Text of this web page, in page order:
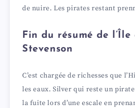
de nuire. Les pirates restant
Fin du résumé de l’Île
Stevenson
C’est chargée de richesses que
les eaux. Silver qui reste un pirate
la fuite lors d’une escale en